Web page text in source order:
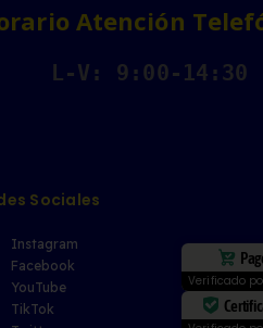
Atención
L-V: 9:00-14:30
Sociales
Instagram
Facebook
YouTube
TikTok
Verificado